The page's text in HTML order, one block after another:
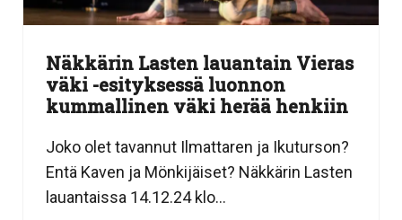
Näkkärin Lasten lauantain Vieras
väki -esityksessä luonnon
kummallinen väki herää henkiin
Joko olet tavannut Ilmattaren ja Ikuturson?
Entä Kaven ja Mönkijäiset? Näkkärin Lasten
lauantaissa 14.12.24 klo...